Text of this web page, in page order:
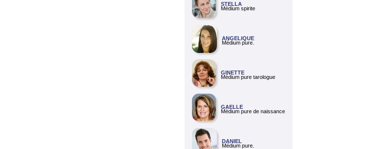
STELLA
Médium spirite
ANGELIQUE
Médium pure.
GINETTE
Médium pure tarologue
GAELLE
Médium pure de naissance
DANIEL
Médium pure.